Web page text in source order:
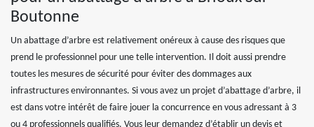
Boutonne
Un abattage d’arbre est relativement onéreux à cause des risques que
prend le professionnel pour une telle intervention. Il doit aussi prendre
toutes les mesures de sécurité pour éviter des dommages aux
infrastructures environnantes. Si vous avez un projet d’abattage d’arbre, il
est dans votre intérêt de faire jouer la concurrence en vous adressant à 3
ou 4 professionnels qualifiés. Vous leur demandez d’établir un devis et